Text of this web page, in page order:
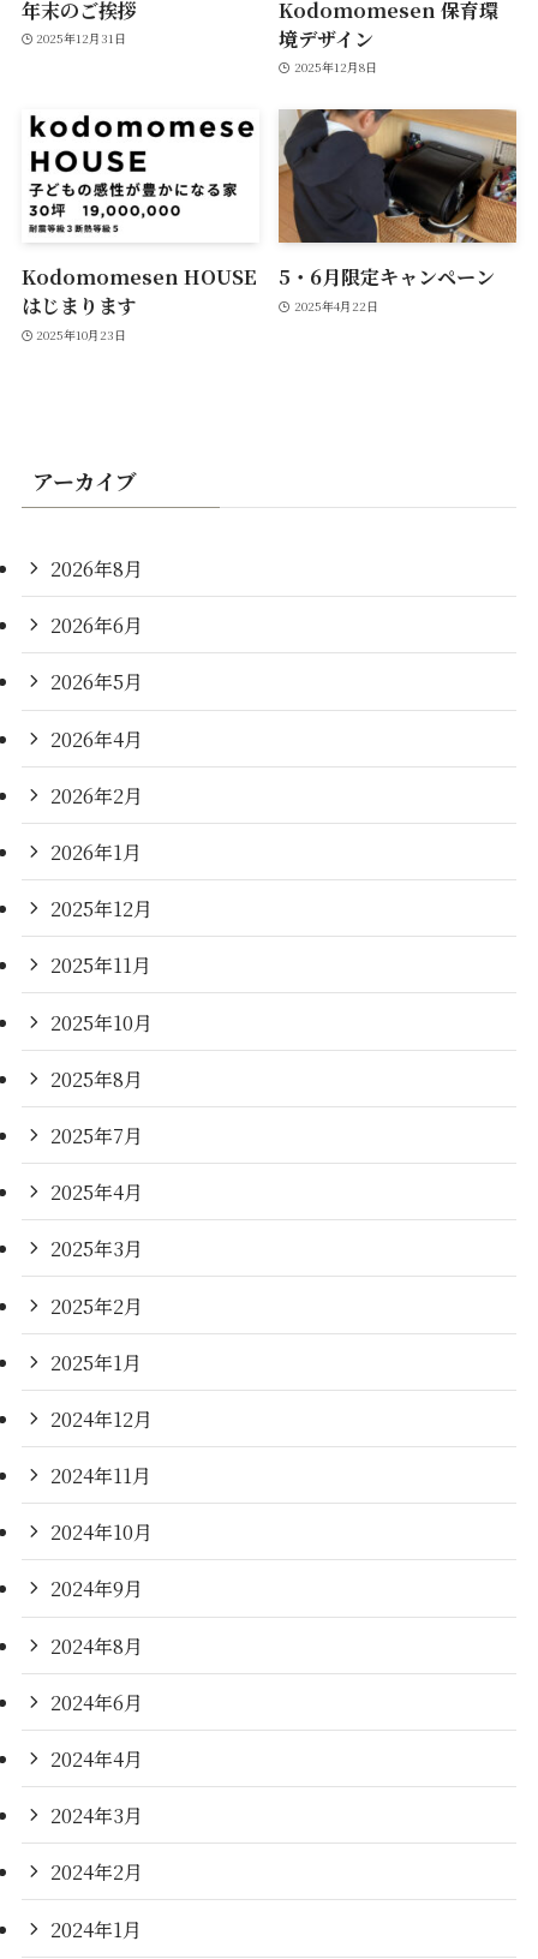
年末のご挨拶
2025年12月31日
Kodomomesen 保育環
境デザイン
2025年12月8日
Kodomomesen HOUSE
はじまります
2025年10月23日
5・6月限定キャンペーン
2025年4月22日
アーカイブ
2026年8月
2026年6月
2026年5月
2026年4月
2026年2月
2026年1月
2025年12月
2025年11月
2025年10月
2025年8月
2025年7月
2025年4月
2025年3月
2025年2月
2025年1月
2024年12月
2024年11月
2024年10月
2024年9月
2024年8月
2024年6月
2024年4月
2024年3月
2024年2月
2024年1月